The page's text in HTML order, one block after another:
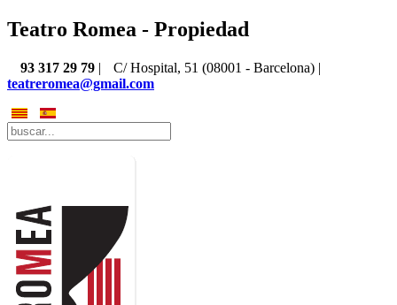
Teatro Romea - Propiedad
93 317 29 79 |
C/ Hospital, 51 (08001 - Barcelona) |
teatreromea@gmail.com